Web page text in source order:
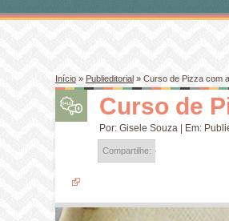
Início» Publieditorial»Curso de Pizza com
Curso de
Por: Gisele Souza| Em:
Compartilhe: